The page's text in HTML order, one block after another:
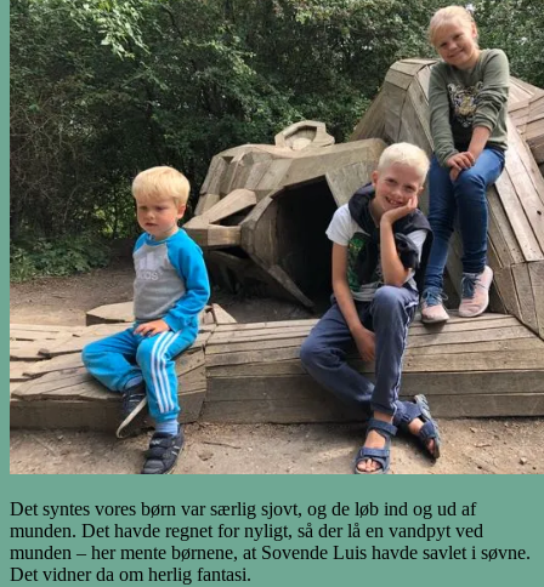
Det syntes vores børn var særlig sjovt, og de løb ind og ud af
munden. Det havde regnet for nyligt, så der lå en vandpyt ved
munden – her mente børnene, at Sovende Luis havde savlet i søvne.
Det vidner da om herlig fantasi.